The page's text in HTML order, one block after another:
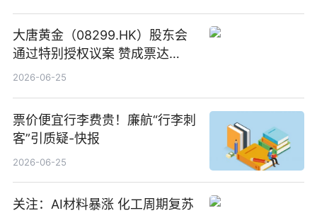
大唐黄金（08299.HK）股东会
通过特别授权议案 赞成票达
100%_新动态
2026-06-25
票价便宜行李费贵！廉航“行李刺
客”引质疑-快报
2026-06-25
关注：AI材料暴涨 化工周期复苏